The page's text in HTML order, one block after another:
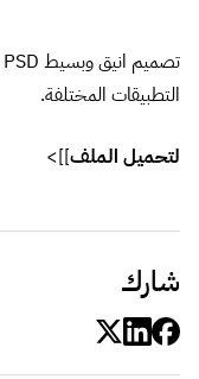
التطبيقات المختلفة.
لتحميل الملف]]>
شارك